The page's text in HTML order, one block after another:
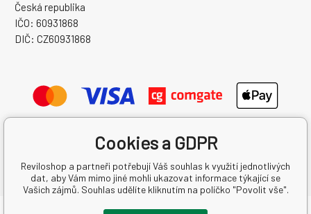
Česká republika
IČO: 60931868
DIČ: CZ60931868
Cookies a GDPR
Reviloshop a partneři potřebují Váš souhlas k využití jednotlivých
dat, aby Vám mimo jiné mohli ukazovat informace týkající se
Vašich zájmů. Souhlas udělíte kliknutím na políčko "Povolit vše".